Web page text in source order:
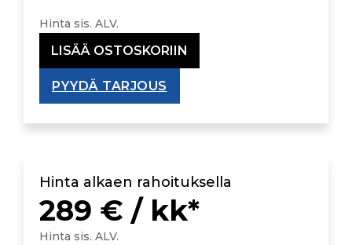
Hinta sis. ALV.
LISÄÄ OSTOSKORIIN
PYYDÄ TARJOUS
Hinta alkaen rahoituksella
289 € / kk*
Hinta sis. ALV.